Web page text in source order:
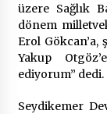
üzere Sağlık
dönem
Erol
Yakup
ediyorum” dedi.
Seydikemer